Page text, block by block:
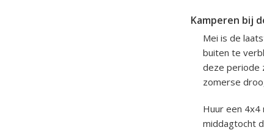
Kamperen bij
Mei is de
buiten te
deze periode
zomerse
Huur een 4x4
middagtocht